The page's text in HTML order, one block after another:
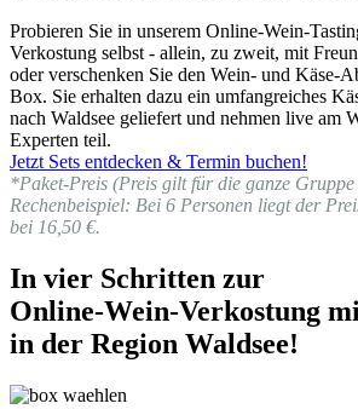
Probieren Sie in unserem Online-Wein-
Verkostung selbst - allein, zu zweit, mit
oder verschenken Sie den Wein- und Käse-
Box. Sie erhalten dazu ein umfangreiches
nach Waldsee geliefert und nehmen live am
Experten teil.
Jetzt Sets entdecken & Termin buchen!
*Paket-Preis (Preis gilt für die ganze
Rechenbeispiel: Bei 6 Personen liegt der
bei 16,50 €.
In vier Schritten zur
Online-Wein-Verkostung
in der Region Waldsee!